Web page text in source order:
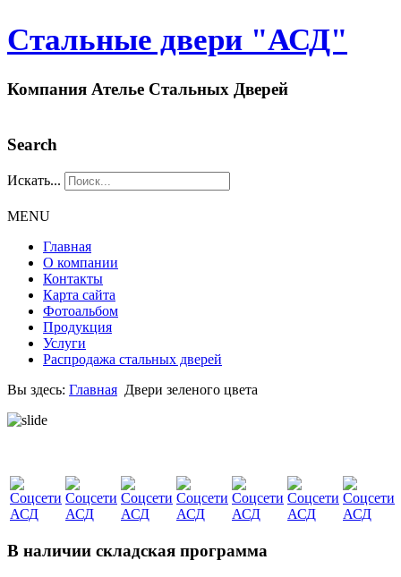
Стальные двери "АСД"
Компания Ателье Стальных Дверей
Search
Искать...
MENU
Главная
О компании
Контакты
Карта сайта
Фотоальбом
Продукция
Услуги
Распродажа стальных дверей
Вы здесь: Главная Двери зеленого цвета
В наличии складская программа